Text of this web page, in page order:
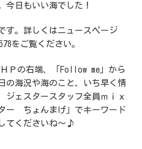
今日もいい海でした！
す。詳しくはニュースページ
ご覧ください。
Ｐの右端、「Follow me」から
の海況や海のこと、いち早く情
ジェスタースタッフ全員ｍｉｘ
ー ちょんまげ」でキーワード
てくださいね～♪